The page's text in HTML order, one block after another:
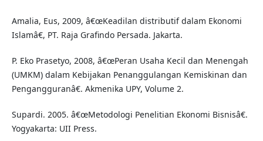
Amalia, Eus, 2009, â€œKeadilan distributif dalam Ekonomi
Islamâ€, PT. Raja Grafindo Persada. Jakarta.
P. Eko Prasetyo, 2008, â€œPeran Usaha Kecil dan Menengah
(UMKM) dalam Kebijakan Penanggulangan Kemiskinan dan
Pengangguranâ€. Akmenika UPY, Volume 2.
Supardi. 2005. â€œMetodologi Penelitian Ekonomi Bisnisâ€.
Yogyakarta: UII Press.